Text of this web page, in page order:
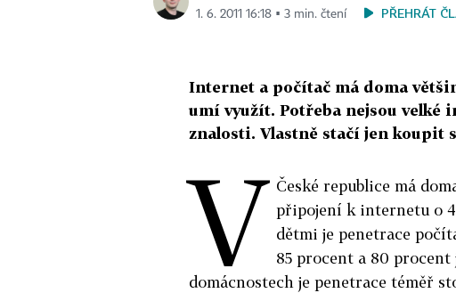
1. 6. 2011 16:18 ▪ 3 min. čtení
PŘEHRÁT
Internet a počítač má doma
umí využít. Potřeba nejsou velké
znalosti. Vlastně stačí jen koupit
V České republice má
připojení k internetu o
dětmi je penetrace
85 procent a 80
domácnostech je penetrace téměř